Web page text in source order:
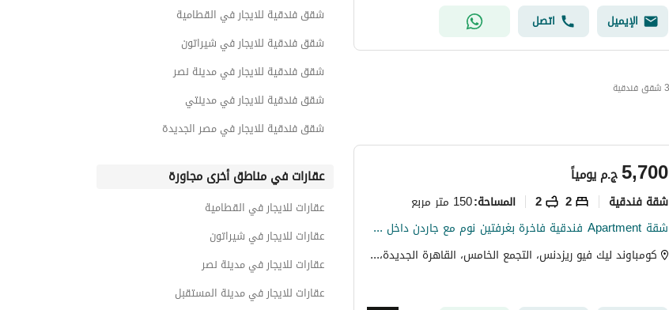
الإيميل اتصل
ج.م5,700 يومياً
شقة فندقية 2
2 المساحة:150 متر مربع
شقة Apartment فندقية فاخرة بغرفتين نوم مع جاردن داخل كمبوند Compound ليك فيو Lake View Compound – التجمع الخامس Fifth Settlement| خدمات فندقية شاملة
كومباوند ليك فيو ريزدنس، التجمع الخامس، القاهرة الجديدة، القاهرة
شقق فندقية للايجار في اللوتس
شقق فندقية للايجار في صفوة الاندلس
شقق فندقية للايجار في القطامية
شقق فندقية للايجار في شيراتون
شقق فندقية للايجار في مدينة نصر
شقق فندقية للايجار في مدينتي
شقق فندقية للايجار في مصر الجديدة
عقارات في مناطق أخرى مجاورة
عقارات للايجار في القطامية
عقارات للايجار في شيراتون
عقارات للايجار في مدينة نصر
عقارات للايجار في مدينة المستقبل